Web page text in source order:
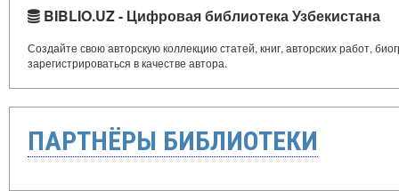
BIBLIO.UZ - Цифровая библиотека Узбекистана
Создайте свою авторскую коллекцию статей, книг, авторских работ,
зарегистрироваться в качестве автора.
ПАРТНЁРЫ БИБЛИОТЕКИ